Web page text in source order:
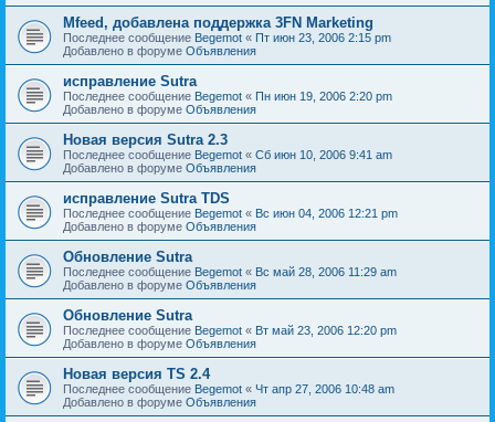
Mfeed, добавлена поддержка 3FN Marketing
Последнее сообщение Begemot « Пт июн 23, 2006 2:15 pm
Добавлено в форуме Объявления
исправление Sutra
Последнее сообщение Begemot « Пн июн 19, 2006 2:20 pm
Добавлено в форуме Объявления
Новая версия Sutra 2.3
Последнее сообщение Begemot « Сб июн 10, 2006 9:41 am
Добавлено в форуме Объявления
исправление Sutra TDS
Последнее сообщение Begemot « Вс июн 04, 2006 12:21 pm
Добавлено в форуме Объявления
Обновление Sutra
Последнее сообщение Begemot « Вс май 28, 2006 11:29 am
Добавлено в форуме Объявления
Обновление Sutra
Последнее сообщение Begemot « Вт май 23, 2006 12:20 pm
Добавлено в форуме Объявления
Новая версия TS 2.4
Последнее сообщение Begemot « Чт апр 27, 2006 10:48 am
Добавлено в форуме Объявления